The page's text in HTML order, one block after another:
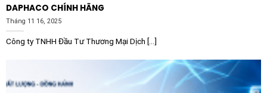
Xử lý nước và chất thải:
bơm công suất lớn và quạt thông gió.
Công nghiệp nặng:Sử dụng cho máy nén khí, máy
đùn nhựa, máy dệt, máy in và các loại máy chế biến
DAPHACO CHÍNH HÃNG
Tháng 11 16, 2025
Công ty TNHH Đầu Tư Thương Mại Dịch [...]